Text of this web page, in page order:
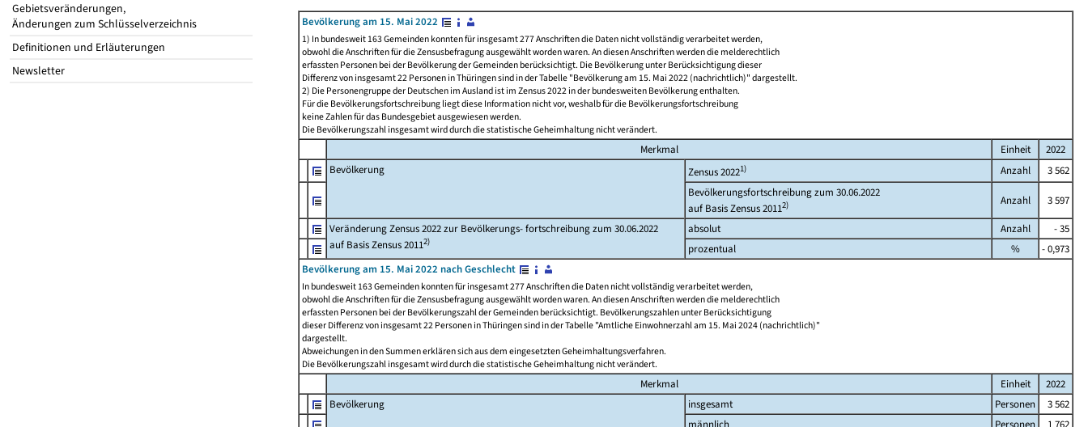
Gebietsveränderungen,
Änderungen zum Schlüsselverzeichnis
Definitionen und Erläuterungen
Newsletter
Bevölkerung am 15. Mai 2022
1) In bundesweit 163 Gemeinden konnten für insgesamt 277 Anschriften die Daten nicht vollständig verarbeitet werden,
obwohl die Anschriften für die Zensusbefragung ausgewählt worden waren. An diesen Anschriften werden die melderechtlich
erfassten Personen bei der Bevölkerung der Gemeinden berücksichtigt. Die Bevölkerung unter Berücksichtigung dieser
Differenz von insgesamt 22 Personen in Thüringen sind in der Tabelle "Bevölkerung am 15. Mai 2022 (nachrichtlich)" dargestellt.
2) Die Personengruppe der Deutschen im Ausland ist im Zensus 2022 in der bundesweiten Bevölkerung enthalten.
Für die Bevölkerungsfortschreibung liegt diese Information nicht vor, weshalb für die Bevölkerungsfortschreibung
keine Zahlen für das Bundesgebiet ausgewiesen werden.
Die Bevölkerungszahl insgesamt wird durch die statistische Geheimhaltung nicht verändert.
Merkmal Einheit
2022
Bevölkerung
Zensus 20221) Anzahl
3 562
Bevölkerungsfortschreibung zum 30.06.2022
auf Basis Zensus 20112) Anzahl 3 597
Veränderung Zensus 2022 zur Bevölkerungs- fortschreibung zum 30.06.2022
auf Basis Zensus 20112)
absolut Anzahl
- 35
prozentual
%
- 0,973
Bevölkerung am 15. Mai 2022 nach Geschlecht
In bundesweit 163 Gemeinden konnten für insgesamt 277 Anschriften die Daten nicht vollständig verarbeitet werden,
obwohl die Anschriften für die Zensusbefragung ausgewählt worden waren. An diesen Anschriften werden die melderechtlich
erfassten Personen bei der Bevölkerungszahl der Gemeinden berücksichtigt. Bevölkerungszahlen unter Berücksichtigung
dieser Differenz von insgesamt 22 Personen in Thüringen sind in der Tabelle "Amtliche Einwohnerzahl am 15. Mai 2024 (nachrichtlich)"
dargestellt.
Abweichungen in den Summen erklären sich aus dem eingesetzten Geheimhaltungsverfahren.
Die Bevölkerungszahl insgesamt wird durch die statistische Geheimhaltung nicht verändert.
Merkmal Einheit
2022
Bevölkerung
insgesamt Personen
3 562
männlich
Personen
1 762